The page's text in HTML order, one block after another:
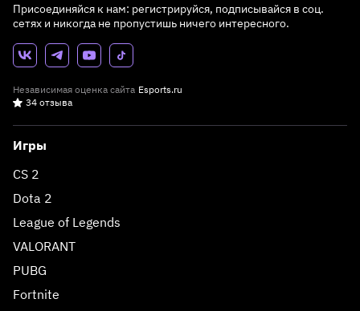
Присоединяйся к нам: регистрируйся, подписывайся в соц.
сетях и никогда не пропустишь ничего интересного.
Независимая оценка сайта Esports.ru
34 отзыва
Игры
CS 2
Dota 2
League of Legends
VALORANT
PUBG
Fortnite